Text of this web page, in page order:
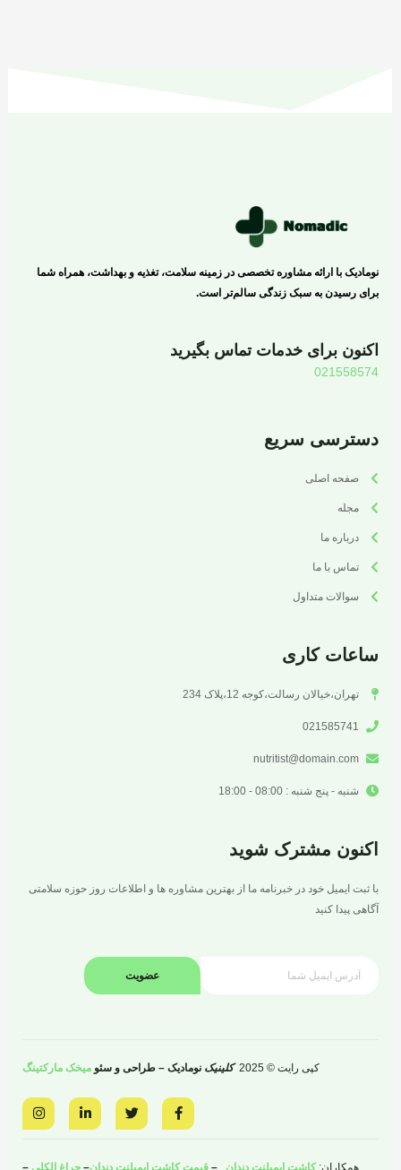
نومادیک با ارائه مشاوره تخصصی در زمینه سلامت، تغذیه و بهداشت، همراه شما
برای رسیدن به سبک زندگی سالم‌تر است.
اکنون برای خدمات تماس بگیرید
021558574
دسترسی سریع
صفحه اصلی
مجله
درباره ما
تماس با ما
سوالات متداول
ساعات کاری
تهران،خیالان رسالت،کوجه 12،پلاک 234
021585741
nutritist@domain.com
شنبه - پنج شنبه : 08:00 - 18:00
اکنون مشترک شوید
با ثبت ایمیل خود در خبرنامه ما از بهترین مشاوره ها و اطلاعات روز حوزه سلامتی
آگاهی پیدا کنید
عضویت
کپی رایت © 2025 کلینیک نومادیک – طراحی و سئو میخک مارکتینگ
F
a
c
w
i
L
i
n
I
n
s
همکاران: کاشت ایمپلنت دندان – قیمت کاشت ایمپلنت دندان– چراغ الکلی –